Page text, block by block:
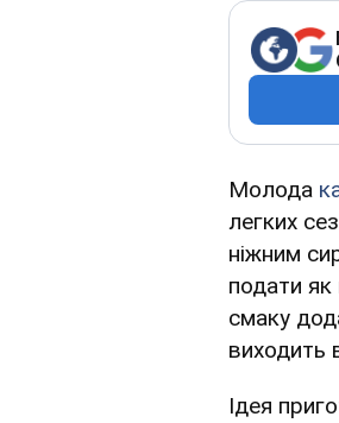
Молода
легких
ніжним
подати як
смаку
виходить
Ідея